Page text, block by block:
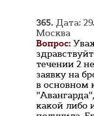
365. Дата:
Москва
Вопрос:
течении 2
заявку на
в основном
какой либо